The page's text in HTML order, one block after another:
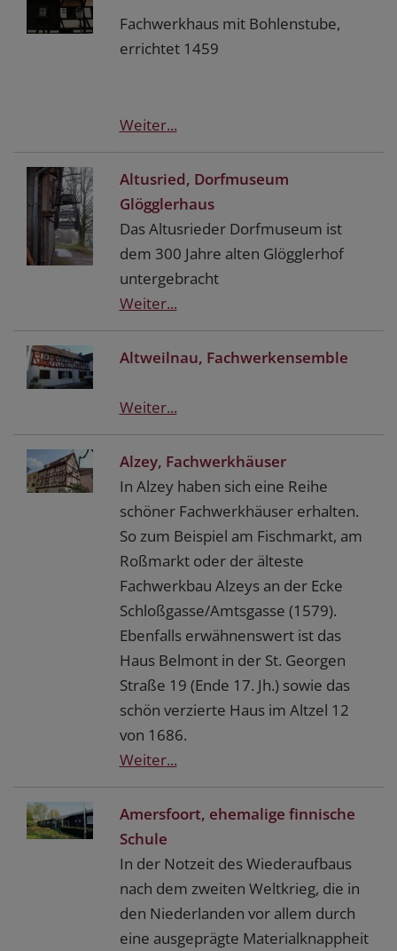
Fachwerkhaus mit Bohlenstube,
errichtet 1459
Weiter...
Altusried, Dorfmuseum
Glögglerhaus
Das Altusrieder Dorfmuseum ist
dem 300 Jahre alten Glögglerhof
untergebracht
Weiter...
Altweilnau, Fachwerkensemble
Weiter...
Alzey, Fachwerkhäuser
In Alzey haben sich eine Reihe
schöner Fachwerkhäuser erhalten.
So zum Beispiel am Fischmarkt, am
Roßmarkt oder der älteste
Fachwerkbau Alzeys an der Ecke
Schloßgasse/Amtsgasse (1579).
Ebenfalls erwähnenswert ist das
Haus Belmont in der St. Georgen
Straße 19 (Ende 17. Jh.) sowie das
schön verzierte Haus im Altzel 12
von 1686.
Weiter...
Amersfoort, ehemalige finnische
Schule
In der Notzeit des Wiederaufbaus
nach dem zweiten Weltkrieg, die in
den Niederlanden vor allem durch
eine ausgeprägte Materialknappheit